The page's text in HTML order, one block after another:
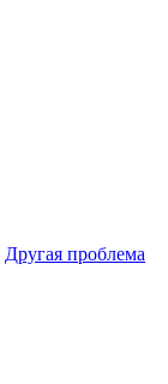
Другая проблема